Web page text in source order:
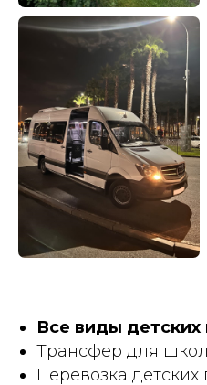
Все виды детских
Трансфер для
Перевозка детских